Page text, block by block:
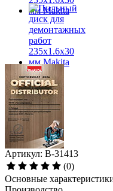
Артикул: B-31413
(0)
Основные